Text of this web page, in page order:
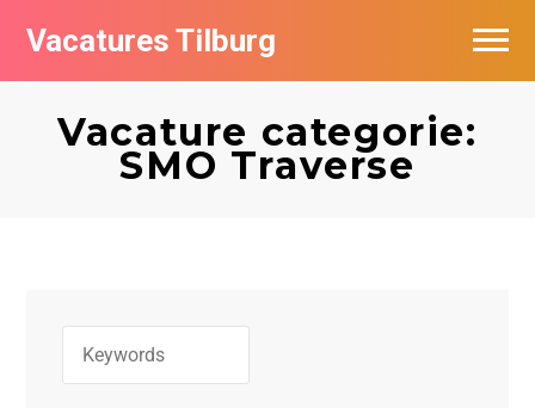
Vacatures Tilburg
Vacature categorie:
SMO Traverse
Vacatures per bedrijf
De populairste vacatures in Tilburg